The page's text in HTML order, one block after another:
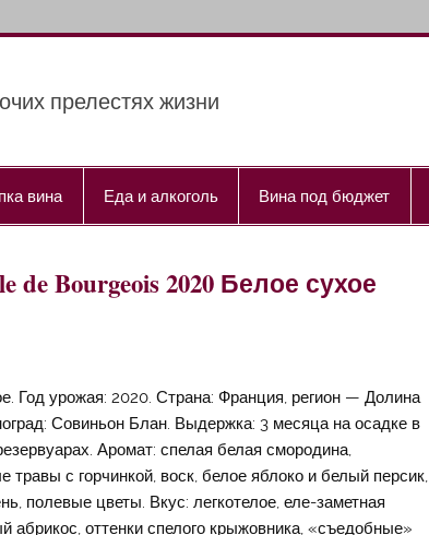
прелестях жизни
вина Еда и алкоголь Вина под бюджет
de Bourgeois 2020 Белое сухое
Год урожая: 2020. Страна: Франция, регион — Долина
Совиньон Блан. Выдержка: 3 месяца на осадке в
Аромат: спелая белая смородина,
травы с горчинкой, воск, белое яблоко и белый персик,
полевые цветы. Вкус: легкотелое, еле-заметная
оттенки спелого крыжовника, «съедобные»